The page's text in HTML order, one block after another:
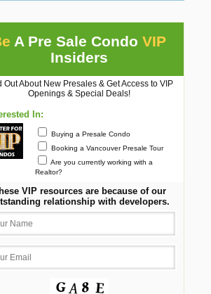
A Pre Sale CondoVIP
Insiders
Out About New Presales & Get Access to VIP
Openings & Special Deals!
In:
Buying a Presale Condo
Booking a Vancouver Presale Tour
Are you currently working with a
Realtor?
VIP resources are because of our
relationship with developers.